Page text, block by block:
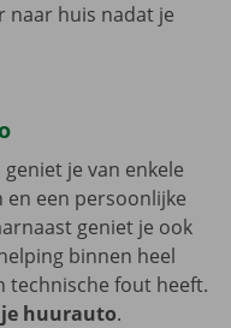
naar huis nadat je
je van enkele
een persoonlijke
geniet je ook
binnen heel
technische fout heeft.
huurauto.